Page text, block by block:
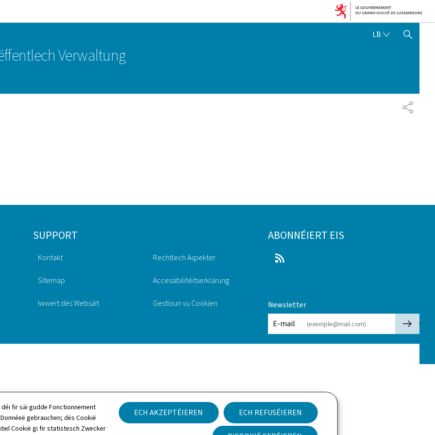
fir säi gudde Fonctionnement
gebrauchen; dës Cookië
Cookië gi fir statistesch Zwecker
ECH AKZEPTÉIEREN ECH REFUSÉIEREN
Verwaltung
LB SHOW HIDE SEARCH
SUPPORT
Kontakt
Sitemap
Iwwert dës Websäit
Rechtlech Aspekter
Accessibilitéitserklärung
Gestioun vu Cookien
ABONNÉIERT EIS
Newsletter
E-mail
🡒